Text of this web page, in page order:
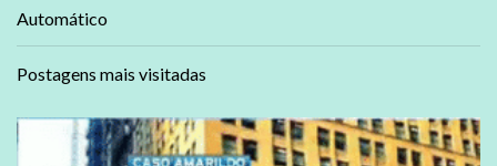
Automático
Postagens mais visitadas